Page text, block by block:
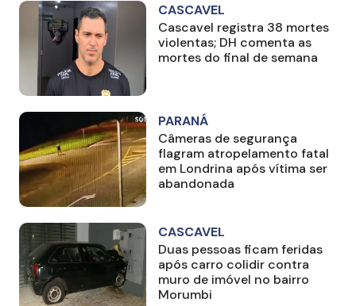
CASCAVEL
Cascavel registra 38 mortes
violentas; DH comenta as
mortes do final de semana
PARANÁ
Câmeras de segurança
flagram atropelamento fatal
em Londrina após vítima ser
abandonada
CASCAVEL
Duas pessoas ficam feridas
após carro colidir contra
muro de imóvel no bairro
Morumbi